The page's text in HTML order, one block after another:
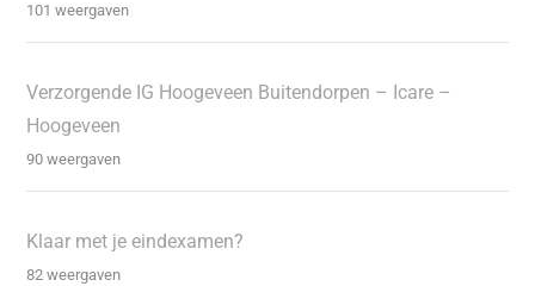
101 weergaven
Verzorgende IG Hoogeveen Buitendorpen – Icare –
Hoogeveen
90 weergaven
Klaar met je eindexamen?
82 weergaven